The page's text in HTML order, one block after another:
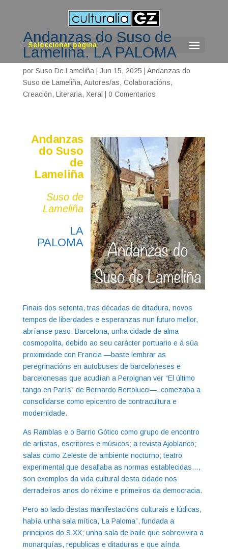
Seleccionar página
Andanzas do Suso de
Lameliña. LA PALOMA
por Suso De Lameliña| Jun 15, 2025
Andanzas do
Suso de Lameliña, Autores/as, Colaboracións,
Creación, Literaria, Xeral 0 Comentarios
Andanzas
do Suso
de
Lameliña
Suso de
Lameliña
LA
PALOMA
Finais dos setenta, tras décadas de ditadura, novos
tempos de liberdades e esperanzas nun futuro mellor,
abríanse paso. Barcelona, unha cidade de alma
cosmopolita, debido ao seu carácter portuario e á súa
proximidade con Francia —baste lembrar as
peregrinacións en autobuses de barceloneses e
barcelonesas que acudían a Perpignan ver “El último
tango en París” de Bernardo Bertolucci—, comezaba a
consolidarse como epicentro de contracultura e
modernidade.
As Ramblas e o Barrio Gótico como grupo de encontro
de artistas, escritores e músicos; a revista Ajoblanco;
salas como Zeleste de ambiente nocturno; teatro
experimental que desafiaba as normas establecidas…,
son exemplos da vida cultural desta cidade nos
derradeiros anos do réxime e primeiros da democracia.
Pero ao lado destas manifestacións culturais e lúdicas,
había unha sala mítica,”La Paloma”, fundada a
principios do S.XX; unha sala de baile que sobrevivira a
monarquías, republicas e ditaduras e que aínda